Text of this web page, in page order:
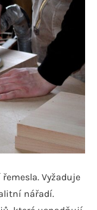
Vyžaduje
nářadí.